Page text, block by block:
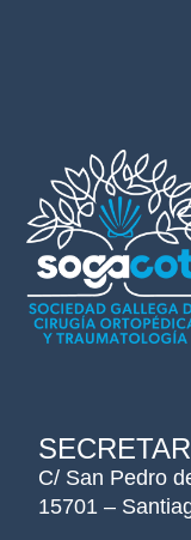
C/ San Pedro
15701 –